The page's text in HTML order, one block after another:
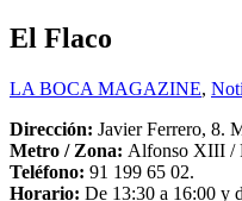
El Flaco
LA BOCA MAGAZINE,
Dirección: Javier Ferrero, 8.
Metro / Zona: Alfonso XIII /
Teléfono: 91 199 65 02.
Horario: De 13:30 a 16:00 y